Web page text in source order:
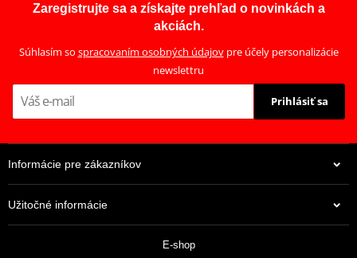
Zaregistrujte sa a získajte prehľad o novinkách a
akciách.
Súhlasím so spracovaním osobných údajovpre účely personalizácie
newslettru
Prihlásiť sa
Informácie pre zákazníkov
Užitočné informácie
E-shop